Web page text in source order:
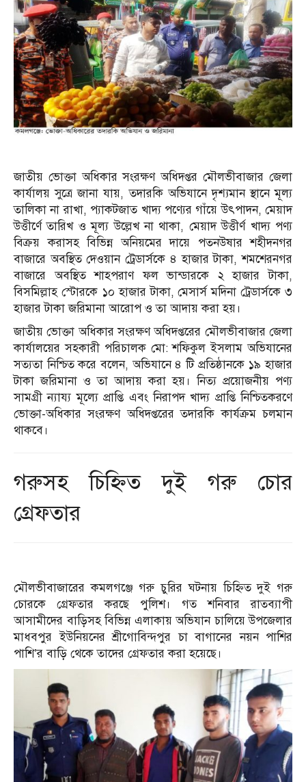
জাতীয় ভোক্তা অধিকার সংরক্ষণ অধিদপ্তর মৌলভীবাজার জেলা
কার্যালয় সুত্রে জানা যায়, তদারকি অভিযানে দৃশ্যমান স্থানে মূল্য
তালিকা না রাখা, প্যাকটজাত খাদ্য পণ্যের গাঁয়ে উৎপাদন, মেয়াদ
উত্তীর্ণে তারিখ ও মূল্য উল্লেখ না থাকা, মেয়াদ উত্তীর্ণ খাদ্য পণ্য
বিক্রয় করাসহ বিভিন্ন অনিয়মের দায়ে পতনউষার শহীদনগর
বাজারে অবস্থিত দেওয়ান ট্রেডার্সকে ৪ হাজার টাকা, শমশেরনগর
বাজারে অবস্থিত শাহপরাণ ফল ভান্ডারকে ২ হাজার টাকা,
বিসমিল্লাহ স্টোরকে ১০ হাজার টাকা, মেসার্স মদিনা ট্রেডার্সকে ৩
হাজার টাকা জরিমানা আরোপ ও তা আদায় করা হয়।
জাতীয় ভোক্তা অধিকার সংরক্ষণ অধিদপ্তরের মৌলভীবাজার জেলা
কার্যালয়ের সহকারী পরিচালক মো: শফিকুল ইসলাম অভিযানের
সত্যতা নিশ্চিত করে বলেন, অভিযানে ৪ টি প্রতিষ্ঠানকে ১৯ হাজার
টাকা জরিমানা ও তা আদায় করা হয়। নিত্য প্রয়োজনীয় পণ্য
সামগ্রী ন্যায্য মূল্যে প্রাপ্তি এবং নিরাপদ খাদ্য প্রাপ্তি নিশ্চিতকরণে
ভোক্তা-অধিকার সংরক্ষণ অধিদপ্তরের তদারকি কার্যক্রম চলমান
থাকবে।
গরুসহ চিহ্নিত দুই গরু চোর
গ্রেফতার
মৌলভীবাজারের কমলগঞ্জে গরু চুরির ঘটনায় চিহ্নিত দুই গরু
চোরকে গ্রেফতার করছে পুলিশ। গত শনিবার রাতব্যাপী
আসামীদের বাড়িসহ বিভিন্ন এলাকায় অভিযান চালিয়ে উপজেলার
মাধবপুর ইউনিয়নের শ্রীগোবিন্দপুর চা বাগানের নয়ন পাশির
পাশি’র বাড়ি থেকে তাদের গ্রেফতার করা হয়েছে।